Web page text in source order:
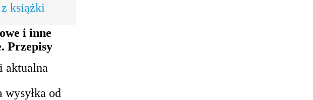
książki
i inne
Przepisy
aktualna
wysyłka od